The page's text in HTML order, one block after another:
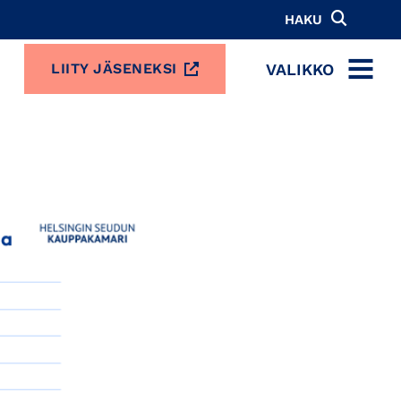
HAKU
LIITY JÄSENEKSI VALIKKO
MENU